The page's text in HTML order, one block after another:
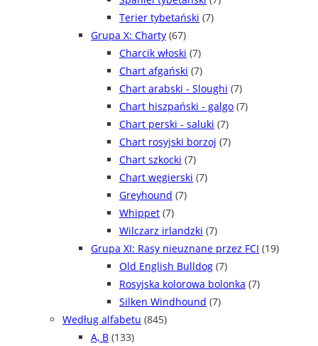
Terier tybetański (7)
Grupa X: Charty (67)
Charcik włoski (7)
Chart afgański (7)
Chart arabski - Sloughi (7)
Chart hiszpański - galgo (7)
Chart perski - saluki (7)
Chart rosyjski borzoj (7)
Chart szkocki (7)
Chart węgierski (7)
Greyhound (7)
Whippet (7)
Wilczarz irlandzki (7)
Grupa XI: Rasy nieuznane przez FCI (19)
Old English Bulldog (7)
Rosyjska kolorowa bolonka (7)
Silken Windhound (7)
Według alfabetu (845)
A, B (133)